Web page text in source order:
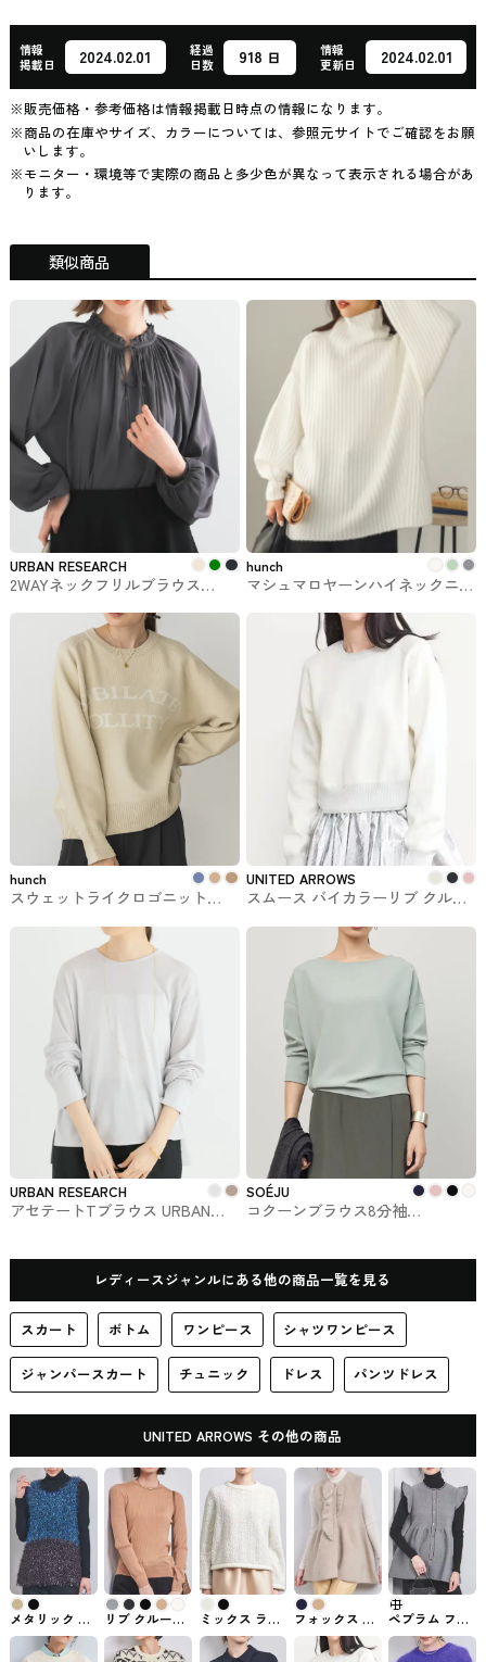
情報
掲載日
2024.02.01
経過
日数
918 日
情報
更新日
2024.02.01
※販売価格・参考価格は情報掲載日時点の情報になります。
※商品の在庫やサイズ、カラーについては、参照元サイトでご確認をお願
いします。
※モニター・環境等で実際の商品と多少色が異なって表示される場合があ
ります。
類似商品
URBAN RESEARCH
2WAYネックフリルブラウス
トップス
hunch
マシュマロヤーンハイネックニッ
hunch
スウェットライクロゴニット
UNITED ARROWS
スムース バイカラーリブ クルー
#トップス
URBAN RESEARCH
アセテートTブラウス URBAN
SOÉJU
コクーンブラウス8分袖
レディースジャンルにある他の商品一覧を見る
スカート ボトム ワンピース シャツワンピース
ジャンパースカート チュニック ドレス パンツドレス
UNITED ARROWS その他の商品
メタリック シ
ャギー ニット
ベスト
UNITED
リブ クルーネ
ック ニット
UNITED
ARROWS #ト
ミックス ラメ
ツイード ニッ
ト UNITED
ARROWS #ト
フォックス カ
シミヤ フリル
ベスト
UNITED
ペプラム フリ
ルスリーブ ジ
ャカード ニッ
トベスト